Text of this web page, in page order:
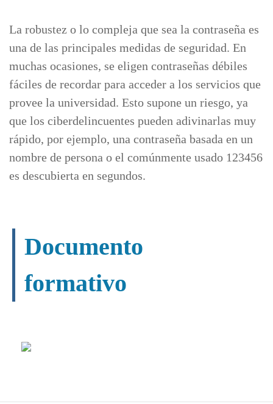
La robustez o lo compleja que sea la contraseña es
una de las principales medidas de seguridad. En
muchas ocasiones, se eligen contraseñas débiles
fáciles de recordar para acceder a los servicios que
provee la universidad. Esto supone un riesgo, ya
que los ciberdelincuentes pueden adivinarlas muy
rápido, por ejemplo, una contraseña basada en un
nombre de persona o el comúnmente usado 123456
es descubierta en segundos.
Documento
formativo